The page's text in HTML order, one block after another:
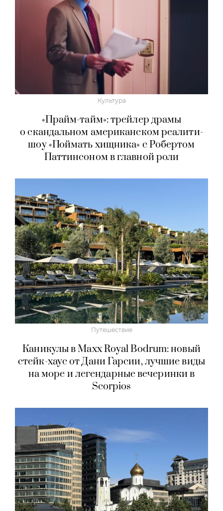
Культура
«Прайм-тайм»: трейлер драмы
о скандальном американском реалити-
шоу «Поймать хищника» с Робертом
Паттинсоном в главной роли
Путешествие
Каникулы в Maxx Royal Bodrum: новый
стейк-хаус от Дани Гарсии, лучшие виды
на море и легендарные вечеринки в
Scorpios